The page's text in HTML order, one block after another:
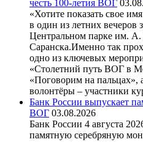
честь 100-летия ВОГ
«Хотите показать свое
в один из летних вечеров
Центральном парке им.
Саранска.Именно так
одно из ключевых
«Столетний путь ВОГ в
«Поговорим на
волонтёры – участники
Банк России выпускает
ВОГ 03.08.2026
Банк России 4 августа
памятную серебряную